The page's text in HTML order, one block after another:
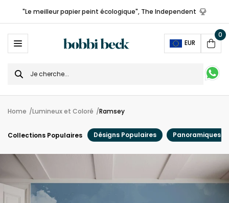
"Le meilleur papier peint écologique", The Independent
EUR
Cart
0
Search
for
Home Lumineux et Coloré Ramsey
Collections Populaires Désigns Populaires Panoramiques